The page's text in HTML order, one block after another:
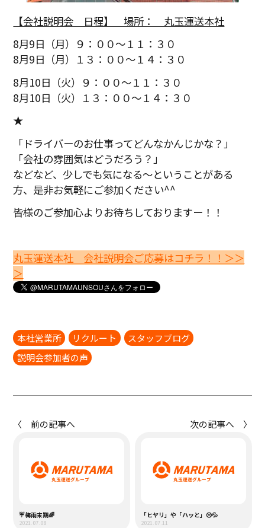
【会社説明会 日程】 場所： 丸玉運送本社
8月9日（月）９：００～１１：３０
8月9日（月）１３：００～１４：３０
8月10日（火）９：００～１１：３０
8月10日（火）１３：００～１４：３０
★
「ドライバーのお仕事ってどんなかんじかな？」
「会社の雰囲気はどうだろう？」
などなど、少しでも気になる～ということがある
方、是非お気軽にご参加ください^^
皆様のご参加心よりお待ちしておりますー！！
丸玉運送本社 会社説明会ご応募はコチラ！！＞＞
＞
本社営業所 リクルート
スタッフブログ
説明会参加者の声
〈 前の記事へ
☔梅雨末期🌈
2021.07.08
次の記事へ 〉
「ヒヤリ」や「ハッと」😣💦
2021.07.11